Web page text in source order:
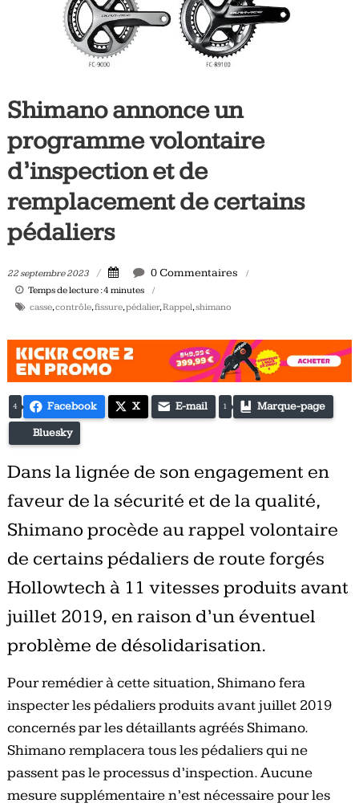
vélo
triathlon
Shimano annonce un
programme volontaire
d’inspection et de
remplacement de certains
pédaliers
22 septembre 2023 0 Commentaires
Temps de lecture :4 minutes
casse,contrôle,fissure,pédalier,Rappel,shimano
4 Facebook X E-mail 1 Marque-page
Bluesky
Dans la lignée de son engagement en
faveur de la sécurité et de la qualité,
Shimano procède au rappel volontaire
de certains pédaliers de route forgés
Hollowtech à 11 vitesses produits avant
juillet 2019, en raison d’un éventuel
problème de désolidarisation.
Pour remédier à cette situation, Shimano fera
inspecter les pédaliers produits avant juillet 2019
concernés par les détaillants agréés Shimano.
Shimano remplacera tous les pédaliers qui ne
passent pas le processus d’inspection. Aucune
mesure supplémentaire n’est nécessaire pour les